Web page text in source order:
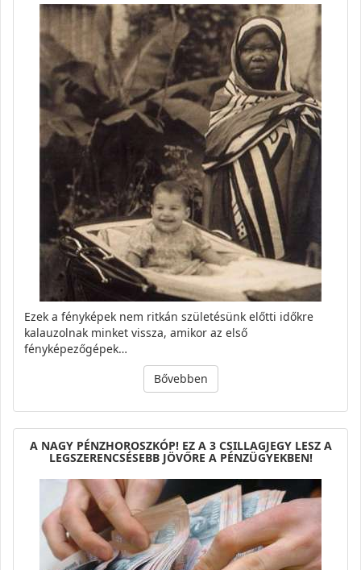
Ezek a fényképek nem ritkán születésünk előtti időkre
kalauzolnak minket vissza, amikor az első
fényképezőgépek…
Bővebben
A NAGY PÉNZHOROSZKÓP! EZ A 3 CSILLAGJEGY LESZ A
LEGSZERENCSÉSEBB JÖVŐRE A PÉNZÜGYEKBEN!